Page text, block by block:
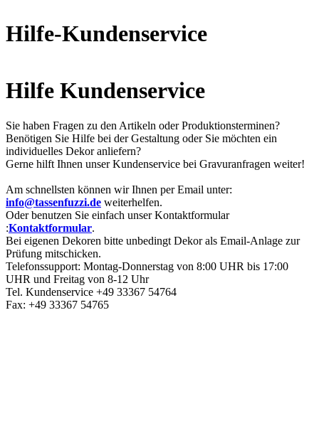
Hilfe-Kundenservice
Hilfe Kundenservice
Sie haben Fragen zu den Artikeln oder Produktionsterminen?
Benötigen Sie Hilfe bei der Gestaltung oder Sie möchten ein
individuelles Dekor anliefern?
Gerne hilft Ihnen unser Kundenservice bei Gravuranfragen weiter!
Am schnellsten können wir Ihnen per Email unter:
info@tassenfuzzi.de weiterhelfen.
Oder benutzen Sie einfach unser Kontaktformular
:Kontaktformular.
Bei eigenen Dekoren bitte unbedingt Dekor als Email-Anlage zur
Prüfung mitschicken.
Telefonssupport: Montag-Donnerstag von 8:00 UHR bis 17:00
UHR und Freitag von 8-12 Uhr
Tel. Kundenservice +49 33367 54764
Fax: +49 33367 54765